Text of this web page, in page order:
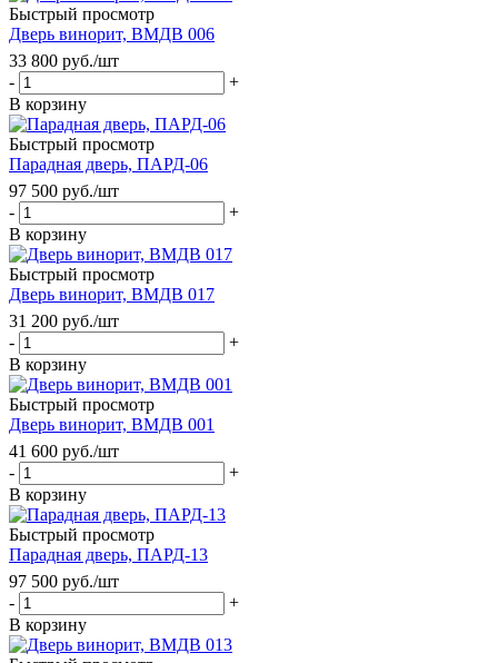
Быстрый просмотр
Дверь винорит, ВМДВ 006
33 800 руб./шт
-
+
В корзину
Быстрый просмотр
Парадная дверь, ПАРД-06
97 500 руб./шт
-
+
В корзину
Быстрый просмотр
Дверь винорит, ВМДВ 017
31 200 руб./шт
-
+
В корзину
Быстрый просмотр
Дверь винорит, ВМДВ 001
41 600 руб./шт
-
+
В корзину
Быстрый просмотр
Парадная дверь, ПАРД-13
97 500 руб./шт
-
+
В корзину